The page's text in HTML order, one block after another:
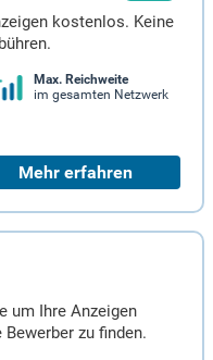
kostenlos. Keine
Max. Reichweite
im gesamten Netzwerk
Mehr erfahren
um Ihre Anzeigen
zu finden.